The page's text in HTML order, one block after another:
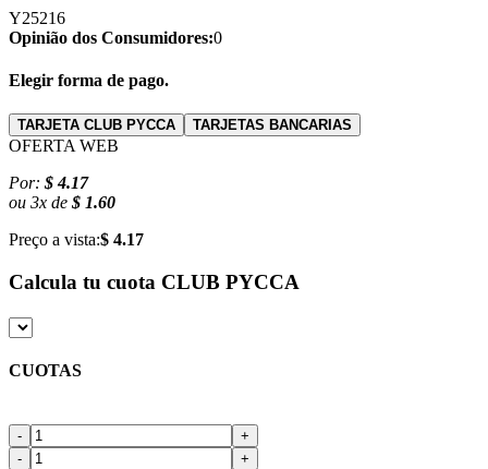
Y25216
Opinião dos Consumidores:0
Elegir forma de pago.
TARJETA CLUB PYCCA TARJETAS BANCARIAS
OFERTA WEB
Por: $ 4.17
ou 3x de $ 1.60
Preço a vista:$ 4.17
Calcula tu cuota CLUB PYCCA
CUOTAS
-
+
-
+